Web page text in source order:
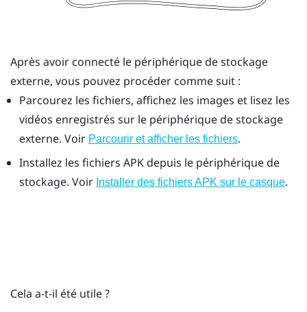
Après avoir connecté le périphérique de stockage
externe, vous pouvez procéder comme suit :
Parcourez les fichiers, affichez les images et lisez les
vidéos enregistrés sur le périphérique de stockage
externe. Voir Parcourir et afficher les fichiers.
Installez les fichiers APK depuis le périphérique de
stockage. Voir Installer des fichiers APK sur le casque.
Cela a-t-il été utile ?